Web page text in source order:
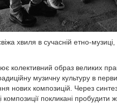
хвиля в сучасній етно-
колективний образ великих
музичну культуру в
нових композицій. Через
композиції покликані пробудити